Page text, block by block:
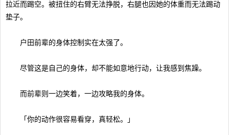
拉近而踢空。被扭住的右臂无法挣脱，右腿也因她的体重而无法踢动
垫子。
户田前辈的身体控制实在太强了。
尽管这是自己的身体，却不能如意地行动，让我感到焦躁。
而前辈则一边笑着，一边攻略我的身体。
「你的动作很容易看穿，真轻松。」